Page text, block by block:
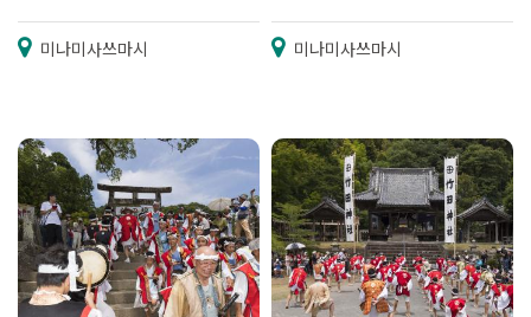
미나미사쓰마시 미나미사쓰마시